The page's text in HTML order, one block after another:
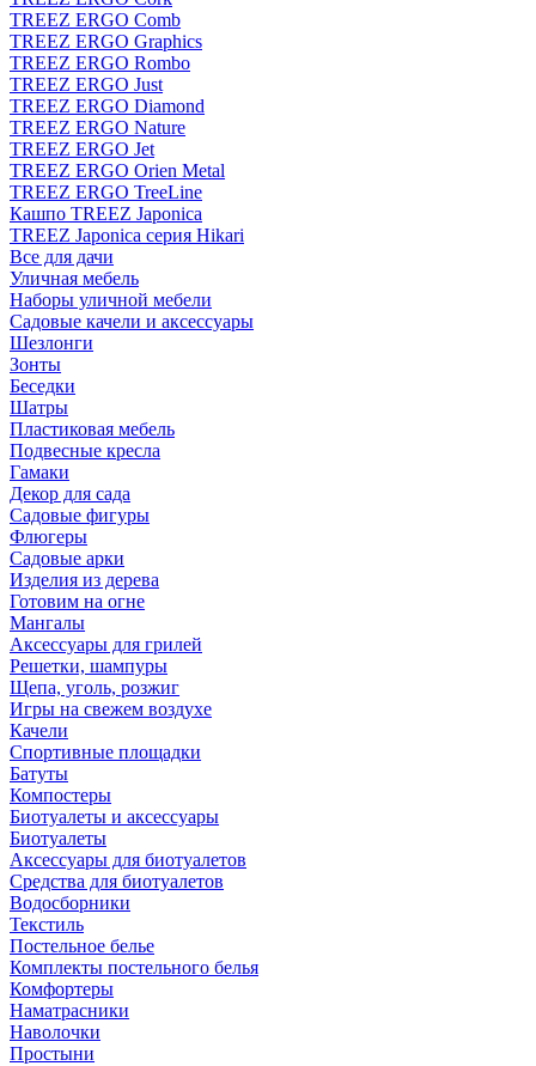
TREEZ ERGO Comb
TREEZ ERGO Graphics
TREEZ ERGO Rombo
TREEZ ERGO Just
TREEZ ERGO Diamond
TREEZ ERGO Nature
TREEZ ERGO Jet
TREEZ ERGO Orien Metal
TREEZ ERGO TreeLine
Кашпо TREEZ Japonica
TREEZ Japonica серия Hikari
Все для дачи
Уличная мебель
Наборы уличной мебели
Садовые качели и аксессуары
Шезлонги
Зонты
Беседки
Шатры
Пластиковая мебель
Подвесные кресла
Гамаки
Декор для сада
Садовые фигуры
Флюгеры
Садовые арки
Изделия из дерева
Готовим на огне
Мангалы
Аксессуары для грилей
Решетки, шампуры
Щепа, уголь, розжиг
Игры на свежем воздухе
Качели
Спортивные площадки
Батуты
Компостеры
Биотуалеты и аксессуары
Биотуалеты
Аксессуары для биотуалетов
Средства для биотуалетов
Водосборники
Текстиль
Постельное белье
Комплекты постельного белья
Комфортеры
Наматрасники
Наволочки
Простыни